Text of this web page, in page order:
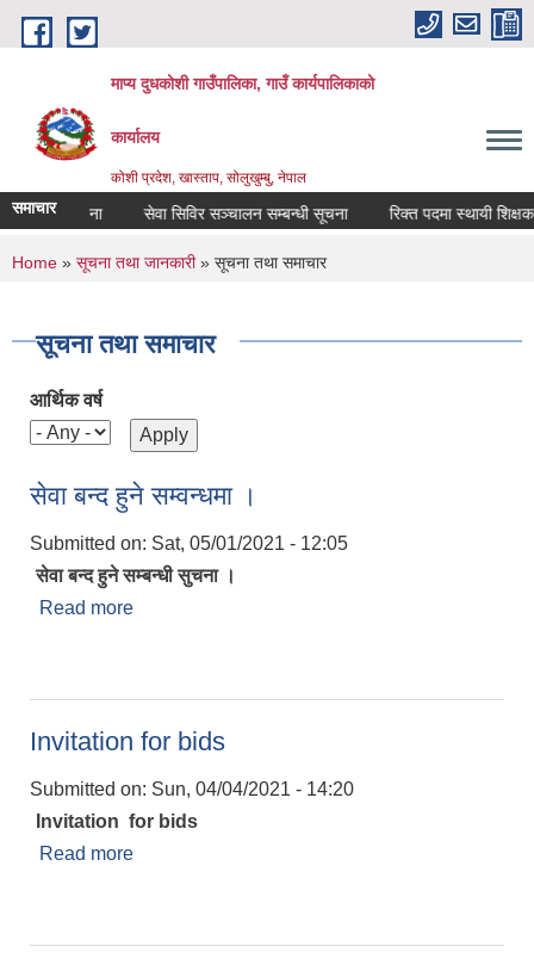
Skip to main content
माप्य दुधकोशी गाउँपालिका, गाउँ कार्यपालिकाको
कार्यालय
कोशी प्रदेश, खास्ताप, सोलुखुम्बु, नेपाल
समाचारसूचना सेवा सिविर सञ्चालन सम्बन्धी सूचना
You are here
Home » सूचना तथा जानकारी» सूचना तथा समाचार
सूचना तथा समाचार
आर्थिक वर्ष
सेवा बन्द हुने सम्वन्धमा ।
Submitted on: Sat, 05/01/2021 - 12:05
सेवा बन्द हुने सम्बन्धी सुचना ।
Read more
Invitation for bids
Submitted on: Sun, 04/04/2021 - 14:20
Invitation for bids
Read more